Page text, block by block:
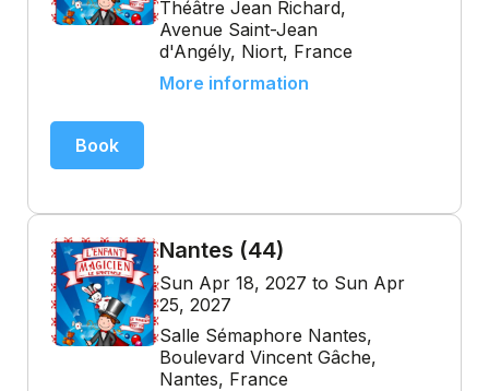
Théâtre Jean Richard,
Avenue Saint-Jean
d'Angély, Niort, France
More information
Book
Nantes (44)
Sun Apr 18, 2027 to Sun Apr
25, 2027
Salle Sémaphore Nantes,
Boulevard Vincent Gâche,
Nantes, France